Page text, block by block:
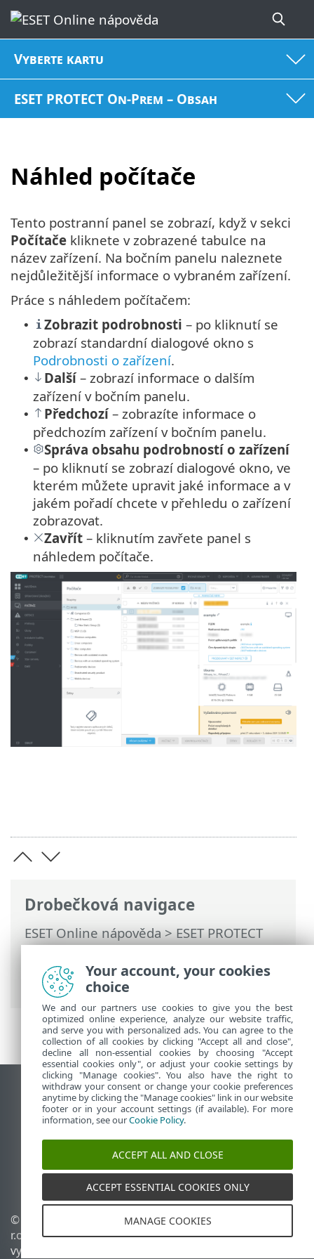
Vyberte kartu
ESET PROTECT On-Prem – Obsah
Náhled počítače
Drobečková navigace
ESET Online nápověda>ESET PROTECT
On-Prem>Používání ESET PROTECT On-
Prem>Hlavní menu ESET PROTECT On-
Prem>Počítače> Náhled počítače
Tento postranní panel se zobrazí, když v sekci
Počítače kliknete v zobrazené tabulce na
název zařízení. Na bočním panelu naleznete
nejdůležitější informace o vybraném zařízení.
Práce s náhledem počítačem:
• Zobrazit podrobnosti – po kliknutí se
zobrazí standardní dialogové okno s
Podrobnosti o zařízení.
• Další– zobrazí informace o dalším
zařízení v bočním panelu.
• Předchozí– zobrazíte informace o
předchozím zařízení v bočním panelu.
•
Správa obsahu podrobností o zařízení
– po kliknutí se zobrazí dialogové okno, ve
kterém můžete upravit jaké informace a v
jakém pořadí chcete v přehledu o zařízení
zobrazovat.
• Zavřít – kliknutím zavřete panel s
náhledem počítače.
Zobrazit verzi pro počítač
End of Life
ESET Databáze znalostí
ESET Forum
ESET Status Portal
Regionální podpora
© 1992 - 2026 ESET, spol. s
r.o. - Všechna práva
vyhrazena.
Spravovat cookies
Zásady používání souborů
Your account, your cookies
choice
We and our partners use cookies to give you the best
optimized online experience, analyze our website traffic,
and serve you with personalized ads. You can agree to the
collection of all cookies by clicking "Accept all and close",
decline all non-essential cookies by choosing "Accept
essential cookies only", or adjust your cookie settings by
clicking "Manage cookies". You also have the right to
withdraw your consent or change your cookie preferences
anytime by clicking the "Manage cookies" link in our website
footer or in your account settings (if available). For more
information, see ourCookie Policy.
ACCEPT ALL AND CLOSE
ACCEPT ESSENTIAL COOKIES ONLY
MANAGE COOKIES